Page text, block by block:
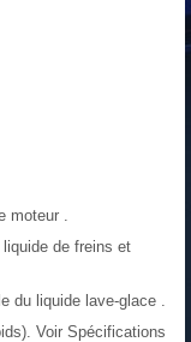
moteur .
de freins et
du liquide lave-glace .
Voir Spécifications